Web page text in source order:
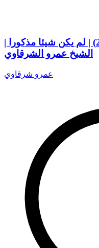
تفسير وتدبر سورة الإنسان (2) | لم يكن شيئا مذكورا |
الشيخ عمرو الشرقاوي
عمرو شرقاوي